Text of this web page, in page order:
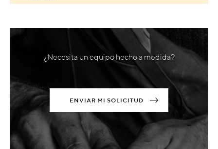
¿Necesita un equipo hecho a medida?
ENVIAR MI SOLICITUD